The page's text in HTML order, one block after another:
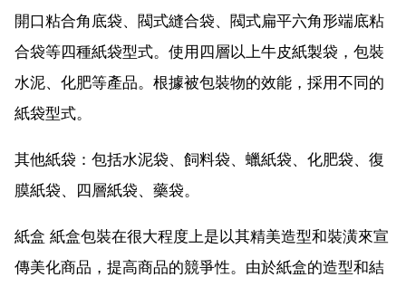
開口粘合角底袋、閥式縫合袋、閥式扁平六角形端底粘
合袋等四種紙袋型式。使用四層以上牛皮紙製袋，包裝
水泥、化肥等產品。根據被包裝物的效能，採用不同的
紙袋型式。
其他紙袋：包括水泥袋、飼料袋、蠟紙袋、化肥袋、復
膜紙袋、四層紙袋、藥袋。
紙盒 紙盒包裝在很大程度上是以其精美造型和裝潢來宣
傳美化商品，提高商品的競爭性。由於紙盒的造型和結